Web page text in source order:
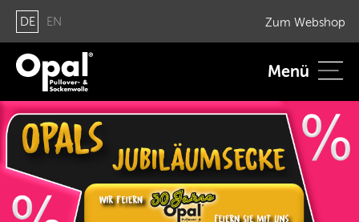
DE EN Zum Web­shop
Menü